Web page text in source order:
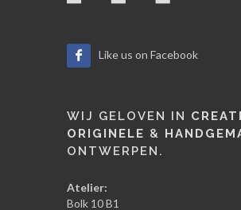
Like us on Facebook
WIJ GELOVEN IN
ORIGINELE &
ONTWERPEN.
Atelier:
Bolk 10 B1